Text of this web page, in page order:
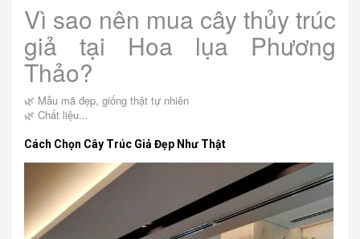
Vì sao nên mua cây thủy trúc
giả tại Hoa lụa Phương
Thảo?
🌿 Mẫu mã đẹp, giống thật tự nhiên
🌿 Chất liệu...
Cách Chọn Cây Trúc Giả Đẹp Như Thật